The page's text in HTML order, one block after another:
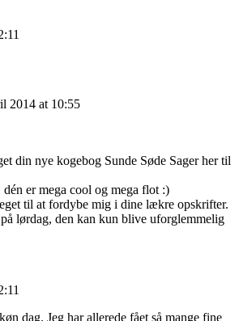
2014 at 10:55
din nye kogebog Sunde Søde Sager her til
er mega cool og mega flot :)
til at fordybe mig i dine lækre opskrifter.
lørdag, den kan kun blive uforglemmelig
dag. Jeg har allerede fået så mange fine